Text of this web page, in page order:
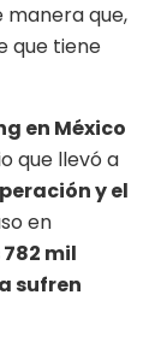
manera que,
que tiene
en México
que llevó a
y el
en
mil
sufren